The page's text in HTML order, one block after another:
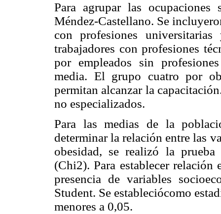
Para agrupar las
Méndez-Castellano. Se
con profesiones
trabajadores con profesiones
por empleados sin
media. El grupo cuatro por
permitan alcanzar la
no especializados.
Para las medias de la
determinar la relación entre las
obesidad, se realizó la
(Chi2). Para establecer
presencia de variables
Student. Se estableciócomo
menores a 0,05.